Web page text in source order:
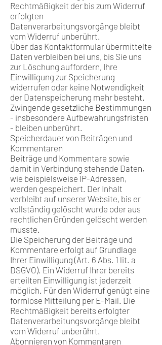
Rechtmäßigkeit der bis zum Widerruf
erfolgten
Datenverarbeitungsvorgänge bleibt
vom Widerruf unberührt.
Über das Kontaktformular übermittelte
Daten verbleiben bei uns, bis Sie uns
zur Löschung auffordern, Ihre
Einwilligung zur Speicherung
widerrufen oder keine Notwendigkeit
der Datenspeicherung mehr besteht.
Zwingende gesetzliche Bestimmungen
- insbesondere Aufbewahrungsfristen
- bleiben unberührt.
Speicherdauer von Beiträgen und
Kommentaren
Beiträge und Kommentare sowie
damit in Verbindung stehende Daten,
wie beispielsweise IP-Adressen,
werden gespeichert. Der Inhalt
verbleibt auf unserer Website, bis er
vollständig gelöscht wurde oder aus
rechtlichen Gründen gelöscht werden
musste.
Die Speicherung der Beiträge und
Kommentare erfolgt auf Grundlage
Ihrer Einwilligung (Art. 6 Abs. 1 lit. a
DSGVO). Ein Widerruf Ihrer bereits
erteilten Einwilligung ist jederzeit
möglich. Für den Widerruf genügt eine
formlose Mitteilung per E-Mail. Die
Rechtmäßigkeit bereits erfolgter
Datenverarbeitungsvorgänge bleibt
vom Widerruf unberührt.
Abonnieren von Kommentaren